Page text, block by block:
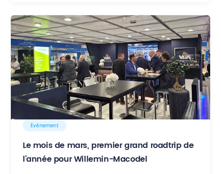
Évènement
Le mois de mars, premier grand roadtrip de
l’année pour Willemin-Macodel